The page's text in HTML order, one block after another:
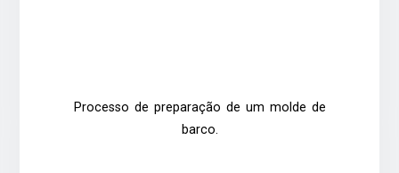
Processo de preparação de um molde de
barco.